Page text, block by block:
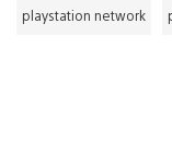
playstation network